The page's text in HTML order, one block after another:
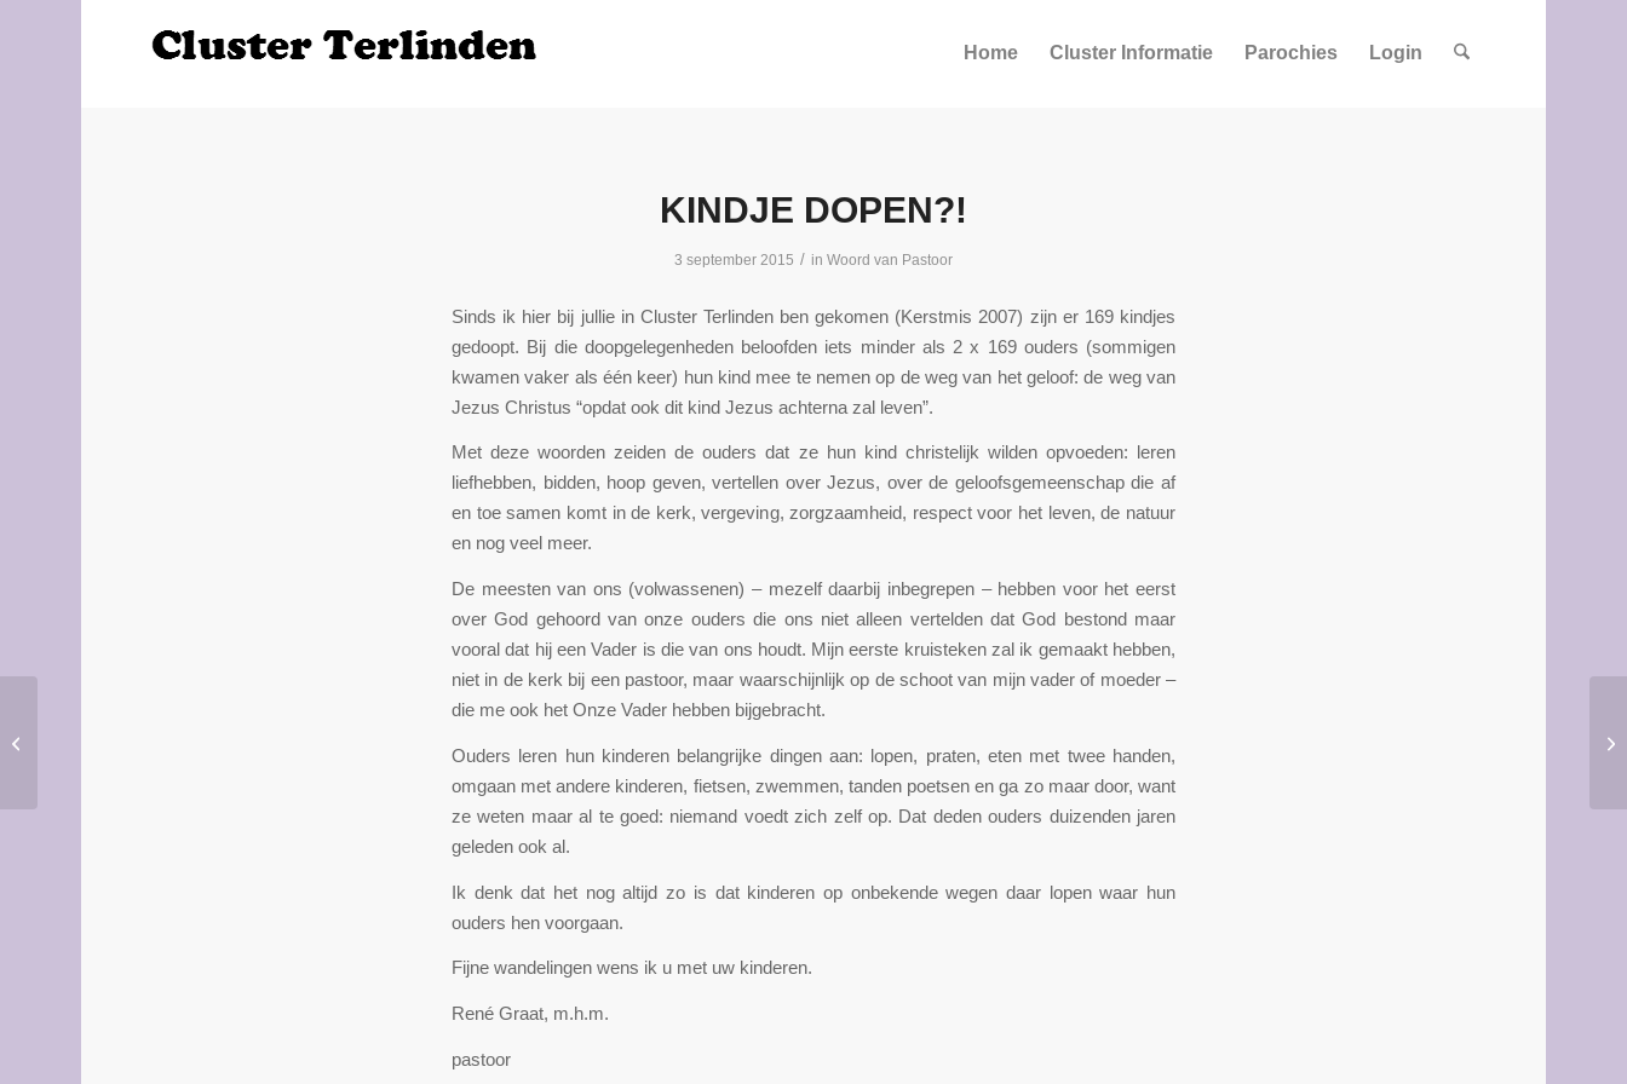
Home Cluster Informatie Parochies Login
KINDJE DOPEN?!
3 september 2015 / in Woord van Pastoor
Sinds ik hier bij jullie in Cluster Terlinden ben gekomen (Kerstmis 2007) zijn er 169 kindjes
gedoopt. Bij die doopgelegenheden beloofden iets minder als 2 x 169 ouders (sommigen
kwamen vaker als één keer) hun kind mee te nemen op de weg van het geloof: de weg van
Jezus Christus “opdat ook dit kind Jezus achterna zal leven”.
Met deze woorden zeiden de ouders dat ze hun kind christelijk wilden opvoeden: leren
liefhebben, bidden, hoop geven, vertellen over Jezus, over de geloofsgemeenschap die af
en toe samen komt in de kerk, vergeving, zorgzaamheid, respect voor het leven, de natuur
en nog veel meer.
De meesten van ons (volwassenen) – mezelf daarbij inbegrepen – hebben voor het eerst
over God gehoord van onze ouders die ons niet alleen vertelden dat God bestond maar
vooral dat hij een Vader is die van ons houdt. Mijn eerste kruisteken zal ik gemaakt hebben,
niet in de kerk bij een pastoor, maar waarschijnlijk op de schoot van mijn vader of moeder –
die me ook het Onze Vader hebben bijgebracht.
Ouders leren hun kinderen belangrijke dingen aan: lopen, praten, eten met twee handen,
omgaan met andere kinderen, fietsen, zwemmen, tanden poetsen en ga zo maar door, want
ze weten maar al te goed: niemand voedt zich zelf op. Dat deden ouders duizenden jaren
geleden ook al.
Ik denk dat het nog altijd zo is dat kinderen op onbekende wegen daar lopen waar hun
ouders hen voorgaan.
Fijne wandelingen wens ik u met uw kinderen.
René Graat, m.h.m.
pastoor